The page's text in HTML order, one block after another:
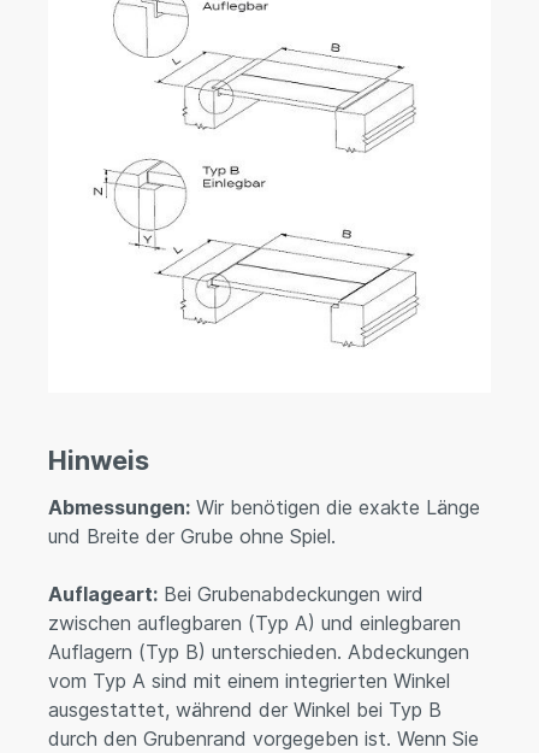
Hinweis
Abmessungen: Wir benötigen die exakte Länge
und Breite der Grube ohne Spiel.
Auflageart: Bei Grubenabdeckungen wird
zwischen auflegbaren (Typ A) und einlegbaren
Auflagern (Typ B) unterschieden. Abdeckungen
vom Typ A sind mit einem integrierten Winkel
ausgestattet, während der Winkel bei Typ B
durch den Grubenrand vorgegeben ist. Wenn Sie